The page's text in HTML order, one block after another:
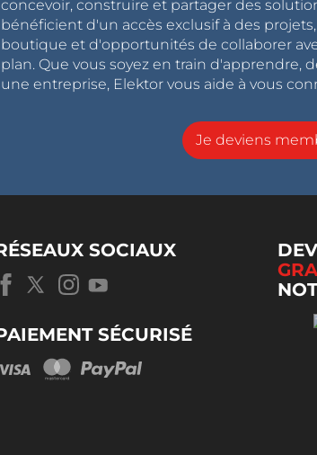
concevoir, construire et partager des
bénéficient d'un accès exclusif à des
boutique et d'opportunités de collaborer
plan. Que vous soyez en train d'apprendre,
une entreprise, Elektor vous aide à vous
Je deviens
SOCIAUX
SÉCURISÉ